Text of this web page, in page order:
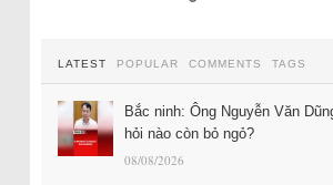
LATEST POPULAR COMMENTS TAGS
Bắc ninh: Ông Nguyễn Văn
hỏi nào còn bỏ ngỏ?
08/08/2026